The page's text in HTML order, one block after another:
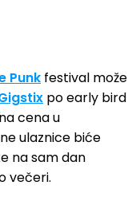
Punk festival može
po early bird
cena u
ulaznice biće
na sam dan
večeri.